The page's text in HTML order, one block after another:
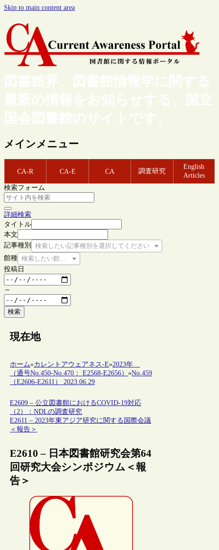
Skip to main content area
図書館界、図書館情報学に関する
最新の情報をお知らせする、国立
国会図書館のサイトです。
メインメニュー
CA-R CA-E CA 調査研究
English
Articles
検索フォーム
詳細検索
タイトル
本文
記事種別
検索したい記事種別を選択してください
館種 検索したい館種を選択してください
投稿日
～
検索
現在地
ホーム»カレントアウェアネス-E»2023年
（通号No.450-No.470： E2568-E2656）»No.459
（E2606-E2611） 2023.06.29
E2609 – 公立図書館におけるCOVID-19対応
（2）：NDLの調査研究
E2611 – 2023年東アジア研究に関する国際会議
＜報告＞
E2610 – 日本図書館研究会第64
回研究大会シンポジウム＜報
告＞